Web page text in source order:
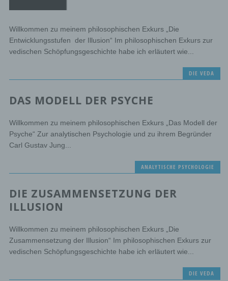
Willkommen zu meinem philosophischen Exkurs „Die
Entwicklungsstufen der Illusion“ Im philosophischen Exkurs zur
vedischen Schöpfungsgeschichte habe ich erläutert wie...
DIE VEDA
DAS MODELL DER PSYCHE
Willkommen zu meinem philosophischen Exkurs „Das Modell der
Psyche“ Zur analytischen Psychologie und zu ihrem Begründer
Carl Gustav Jung...
ANALYTISCHE PSYCHOLOGIE
DIE ZUSAMMENSETZUNG DER
ILLUSION
Willkommen zu meinem philosophischen Exkurs „Die
Zusammensetzung der Illusion“ Im philosophischen Exkurs zur
vedischen Schöpfungsgeschichte habe ich erläutert wie...
DIE VEDA